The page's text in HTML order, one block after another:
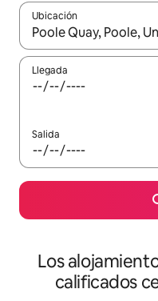
Ubicación
Cuando los resultados
Llegada
Salida
Los
calificados